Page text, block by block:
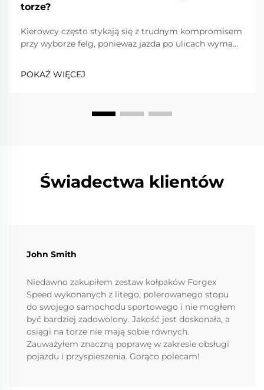
torze?
Kierowcy często stykają się z trudnym kompromisem
przy wyborze felg, ponieważ jazda po ulicach wymaga
drogowych, podczas gdy jazda po torze wymaga
skrajnej lekkości, wytrzymałości i precyzji. Obręcze
POKAŻ WIĘCEJ
Świadectwa klientów
John Smith
Niedawno zakupiłem zestaw kołpaków Forgex
Speed wykonanych z litego, polerowanego stopu
do swojego samochodu sportowego i nie mogłem
być bardziej zadowolony. Jakość jest doskonała, a
osiągi na torze nie mają sobie równych.
Zauważyłem znaczną poprawę w zakresie obsługi
pojazdu i przyspieszenia. Gorąco polecam!